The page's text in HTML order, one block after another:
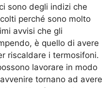
sono degli indizi che
perché sono molto
avvisi che gli
è quello di avere
riscaldare i termosifoni.
lavorare in modo
tornano ad avere